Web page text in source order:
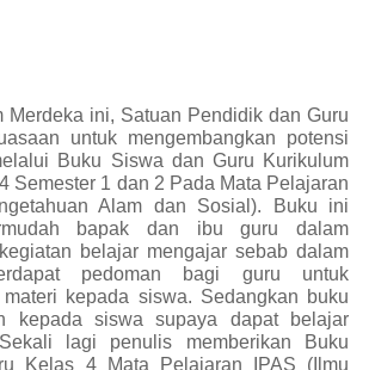
Merdeka ini, Satuan Pendidik dan Guru
untuk mengembangkan potensi
Buku Siswa dan Guru Kurikulum
Semester 1 dan 2 Pada Mata Pelajaran
Alam dan Sosial). Buku ini
bapak dan ibu guru dalam
belajar mengajar sebab dalam
pedoman bagi guru untuk
materi kepada siswa. Sedangkan buku
kepada siswa supaya dapat belajar
lagi penulis memberikan Buku
Kelas 4 Mata Pelajaran IPAS (Ilmu